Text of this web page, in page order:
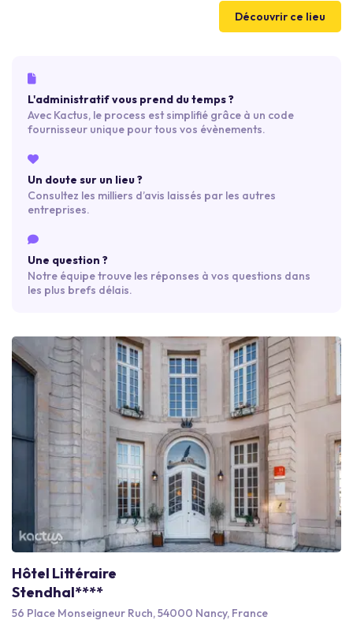
privatisables, il combine expérience immersive, confort haut de
gamme et solutions événementielles professionnelles pour tous
Découvrir ce lieu
L'administratif vous prend du temps ?
Avec Kactus, le process est simplifié grâce à un code
fournisseur unique pour tous vos évènements.
Un doute sur un lieu ?
Consultez les milliers d’avis laissés par les autres
entreprises.
Une question ?
Notre équipe trouve les réponses à vos questions dans
les plus brefs délais.
Hôtel Littéraire
Stendhal****
56 Place Monseigneur Ruch, 54000 Nancy, France